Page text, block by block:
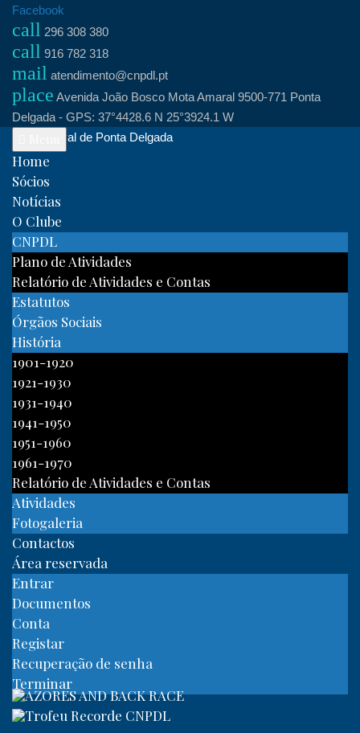
Skip
content
Facebook
call 296 308 380
call 916 782 318
mail atendimento@cnpdl.pt
place Avenida João Bosco Mota Amaral 9500-771 Ponta
Delgada - GPS: 37°4428.6 N 25°3924.1 W
Clube Naval de Ponta Delgada
Home
Sócios
Notícias
O Clube
CNPDL
Plano de Atividades
Relatório de Atividades e Contas
Estatutos
Órgãos Sociais
História
1901-1920
1921-1930
1931-1940
1941-1950
1951-1960
1961-1970
Relatório de Atividades e Contas
Atividades
Fotogaleria
Contactos
Área reservada
Entrar
Documentos
Conta
Registar
Recuperação de senha
Terminar